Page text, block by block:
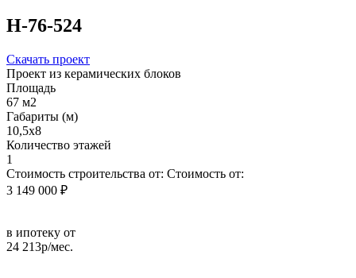
Н-76-524
Скачать проект
Проект из керамических блоков
Площадь
67 м2
Габариты (м)
10,5х8
Количество этажей
1
Стоимость строительства от: Стоимость от:
3 149 000 ₽
в ипотеку от
24 213р/мес.